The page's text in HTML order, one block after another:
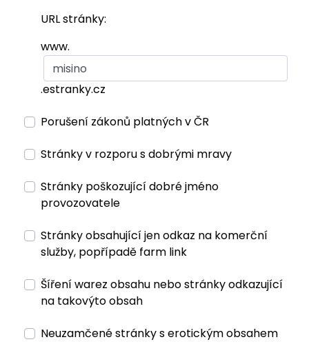
URL stránky:
www.
.estranky.cz
Porušení zákonů platných v ČR
Stránky v rozporu s dobrými mravy
Stránky poškozující dobré jméno
provozovatele
Stránky obsahující jen odkaz na komerční
služby, popřípadě farm link
Šíření warez obsahu nebo stránky odkazující
na takovýto obsah
Neuzamčené stránky s erotickým obsahem